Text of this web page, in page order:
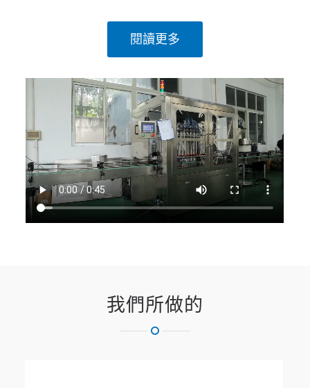
閱讀更多
我們所做的